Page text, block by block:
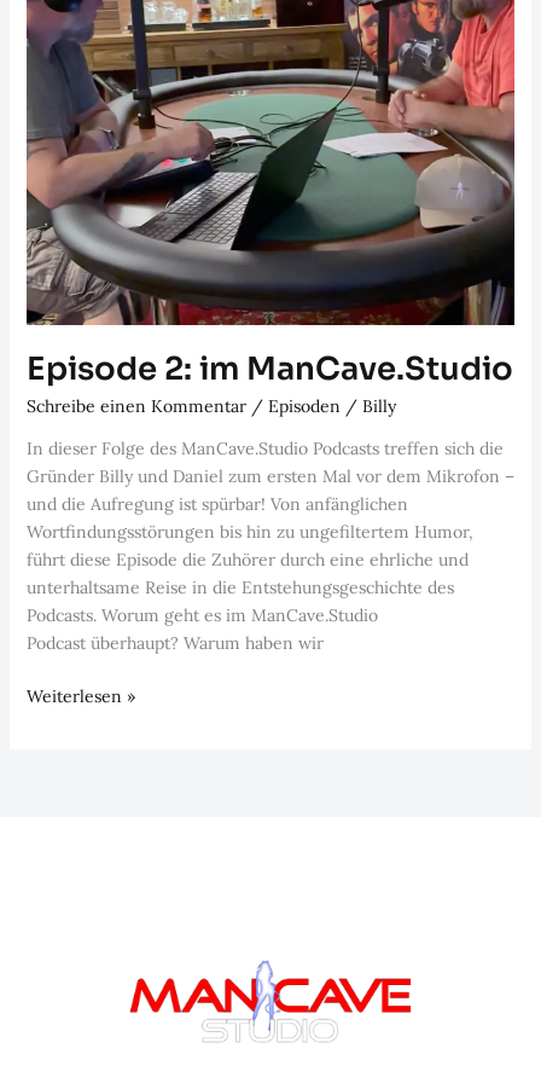
Episode 2: im ManCave.Studio
Schreibe einen Kommentar / Episoden / Billy
In dieser Folge des ManCave.Studio Podcasts treffen sich die
Gründer Billy und Daniel zum ersten Mal vor dem Mikrofon –
und die Aufregung ist spürbar! Von anfänglichen
Wortfindungsstörungen bis hin zu ungefiltertem Humor,
führt diese Episode die Zuhörer durch eine ehrliche und
unterhaltsame Reise in die Entstehungsgeschichte des
Podcasts. Worum geht es im ManCave.Studio
Podcast überhaupt? Warum haben wir
Episode
Weiterlesen »